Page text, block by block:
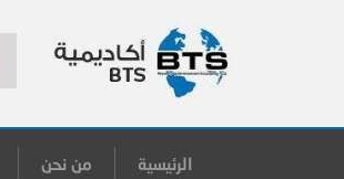
الرئيسية من نحن